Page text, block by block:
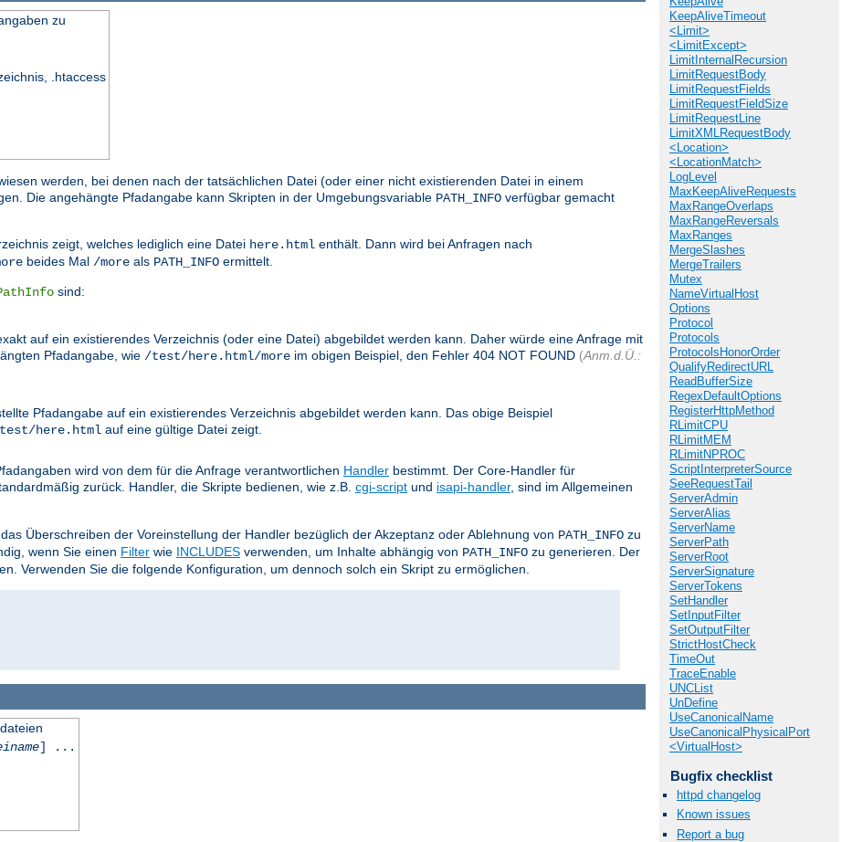
KeepAliveTimeout
<Limit>
<LimitExcept>
LimitInternalRecursion
LimitRequestBody
LimitRequestFields
LimitRequestFieldSize
LimitRequestLine
LimitXMLRequestBody
<Location>
<LocationMatch>
LogLevel
MaxKeepAliveRequests
MaxRangeOverlaps
MaxRangeReversals
MaxRanges
MergeSlashes
MergeTrailers
Mutex
NameVirtualHost
Options
Protocol
Protocols
ProtocolsHonorOrder
QualifyRedirectURL
ReadBufferSize
RegexDefaultOptions
RegisterHttpMethod
RLimitCPU
RLimitMEM
RLimitNPROC
ScriptInterpreterSource
SeeRequestTail
ServerAdmin
ServerAlias
ServerName
ServerPath
ServerRoot
ServerSignature
ServerTokens
SetHandler
SetInputFilter
SetOutputFilter
StrictHostCheck
TimeOut
TraceEnable
UNCList
UnDefine
UseCanonicalName
UseCanonicalPhysicalPort
<VirtualHost>
Bugfix checklist
httpd changelog
Known issues
Report a bug
zu
.htaccess
werden, bei denen nach der tatsächlichen Datei (oder einer nicht existierenden Datei in einem
Die angehängte Pfadangabe kann Skripten in der Umgebungsvariable PATH_INFO verfügbar gemacht
zeigt, welches lediglich eine Datei here.html enthält. Dann wird bei Anfragen nach
beides Mal /more als PATH_INFO ermittelt.
sind:
auf ein existierendes Verzeichnis (oder eine Datei) abgebildet werden kann. Daher würde eine Anfrage mit
Pfadangabe, wie /test/here.html/more im obigen Beispiel, den Fehler 404 NOT FOUND (Anm.d.Ü.:
Pfadangabe auf ein existierendes Verzeichnis abgebildet werden kann. Das obige Beispiel
here.html auf eine gültige Datei zeigt.
wird von dem für die Anfrage verantwortlichen Handler bestimmt. Der Core-Handler für
zurück. Handler, die Skripte bedienen, wie z.B. cgi-script und isapi-handler, sind im Allgemeinen
Überschreiben der Voreinstellung der Handler bezüglich der Akzeptanz oder Ablehnung von PATH_INFO zu
wenn Sie einen Filter wie INCLUDES verwenden, um Inhalte abhängig von PATH_INFO zu generieren. Der
Verwenden Sie die folgende Konfiguration, um dennoch solch ein Skript zu ermöglichen.
] ...